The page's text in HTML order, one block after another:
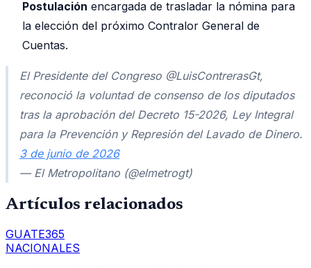
Postulación encargada de trasladar la nómina para
la elección del próximo Contralor General de
Cuentas.
El Presidente del Congreso @LuisContrerasGt,
reconoció la voluntad de consenso de los diputados
tras la aprobación del Decreto 15-2026, Ley Integral
para la Prevención y Represión del Lavado de Dinero.
3 de junio de 2026
— El Metropolitano (@elmetrogt)
Artículos relacionados
GUATE365
NACIONALES